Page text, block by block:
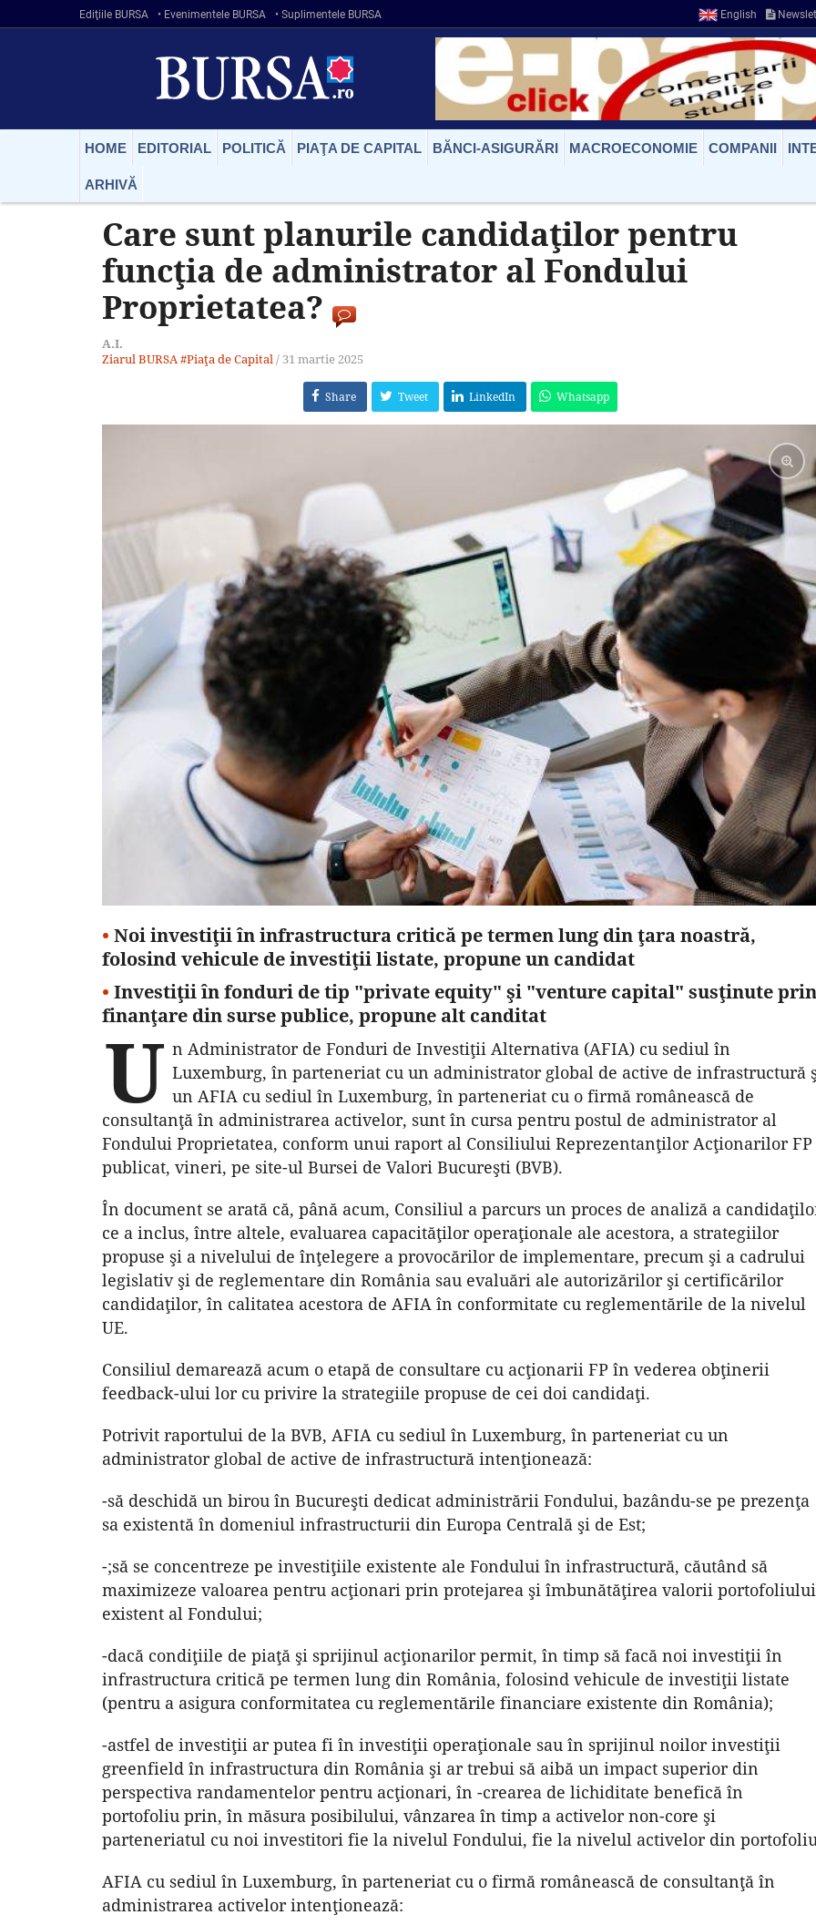
Ediţiile BURSA • Evenimentele BURSA • Suplimentele BURSA English
HOME EDITORIAL POLITICĂ PIAŢA DE CAPITAL BĂNCI-ASIGURĂRI MACROECONOMIE COMPANII
ARHIVĂ
Care sunt planurile candidaţilor pentru
funcţia de administrator al Fondului
Proprietatea?
A.I.
Ziarul BURSA #Piaţa de Capital / 31 martie 2025
Share Tweet LinkedIn Whatsapp
• Noi investiţii în infrastructura critică pe termen lung din ţara noastră,
folosind vehicule de investiţii listate, propune un candidat
• Investiţii în fonduri de tip "private equity" şi "venture capital" susţinute prin
finanţare din surse publice, propune alt canditat
U n Administrator de Fonduri de Investiţii Alternativa (AFIA) cu sediul în
Luxemburg, în parteneriat cu un administrator global de active de infrastructură
un AFIA cu sediul în Luxemburg, în parteneriat cu o firmă românească de
consultanţă în administrarea activelor, sunt în cursa pentru postul de administrator al
Fondului Proprietatea, conform unui raport al Consiliului Reprezentanţilor Acţionarilor FP
publicat, vineri, pe site-ul Bursei de Valori Bucureşti (BVB).
În document se arată că, până acum, Consiliul a parcurs un proces de analiză a
ce a inclus, între altele, evaluarea capacităţilor operaţionale ale acestora, a strategiilor
propuse şi a nivelului de înţelegere a provocărilor de implementare, precum şi a cadrului
legislativ şi de reglementare din România sau evaluări ale autorizărilor şi certificărilor
candidaţilor, în calitatea acestora de AFIA în conformitate cu reglementările de la nivelul
UE.
Consiliul demarează acum o etapă de consultare cu acţionarii FP în vederea obţinerii
feedback-ului lor cu privire la strategiile propuse de cei doi candidaţi.
Potrivit raportului de la BVB, AFIA cu sediul în Luxemburg, în parteneriat cu un
administrator global de active de infrastructură intenţionează:
-să deschidă un birou în Bucureşti dedicat administrării Fondului, bazându-se pe prezenţa
sa existentă în domeniul infrastructurii din Europa Centrală şi de Est;
-;să se concentreze pe investiţiile existente ale Fondului în infrastructură, căutând să
maximizeze valoarea pentru acţionari prin protejarea şi îmbunătăţirea valorii portofoliului
existent al Fondului;
-dacă condiţiile de piaţă şi sprijinul acţionarilor permit, în timp să facă noi investiţii în
infrastructura critică pe termen lung din România, folosind vehicule de investiţii listate
(pentru a asigura conformitatea cu reglementările financiare existente din România);
-astfel de investiţii ar putea fi în investiţii operaţionale sau în sprijinul noilor investiţii
greenfield în infrastructura din România şi ar trebui să aibă un impact superior din
perspectiva randamentelor pentru acţionari, în -crearea de lichiditate benefică în
portofoliu prin, în măsura posibilului, vânzarea în timp a activelor non-core şi
parteneriatul cu noi investitori fie la nivelul Fondului, fie la nivelul activelor din
AFIA cu sediul în Luxemburg, în parteneriat cu o firmă românească de consultanţă în
administrarea activelor intenţionează: